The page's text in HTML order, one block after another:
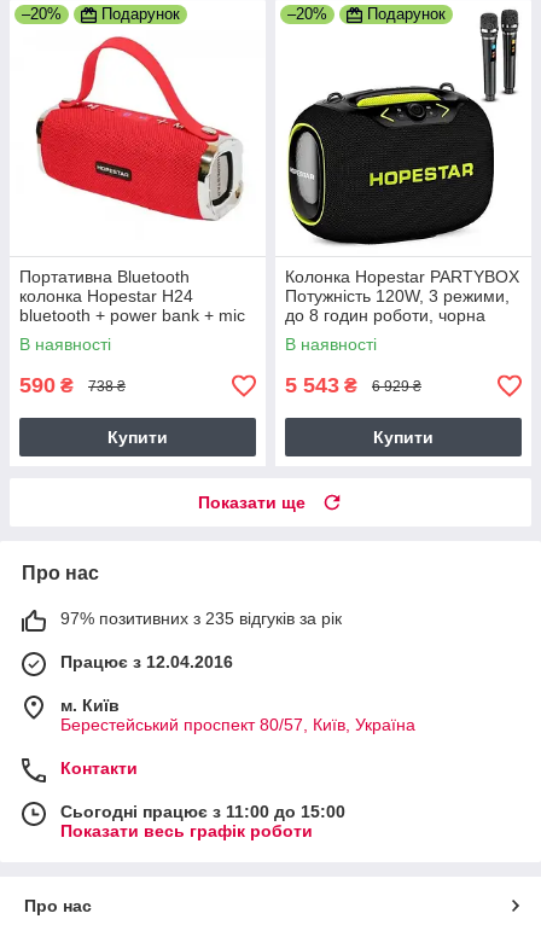
–20% Подарунок
Портативна Bluetooth
колонка Hopestar H24
bluetooth + power bank + mic
В наявності
590 ₴ 738 ₴
Купити
–20% Подарунок
Колонка Hopestar PARTYBOX
Потужність 120W, 3 режими,
до 8 годин роботи, чорна
(PARTY BOX)
В наявності
5 543 ₴ 6 929 ₴
Купити
Показати ще
Про нас
97% позитивних з 235 відгуків за рік
Працює з 12.04.2016
м. Київ
Берестейський проспект 80/57, Київ, Україна
Контакти
Сьогодні працює з 11:00 до 15:00
Показати весь графік роботи
Про нас